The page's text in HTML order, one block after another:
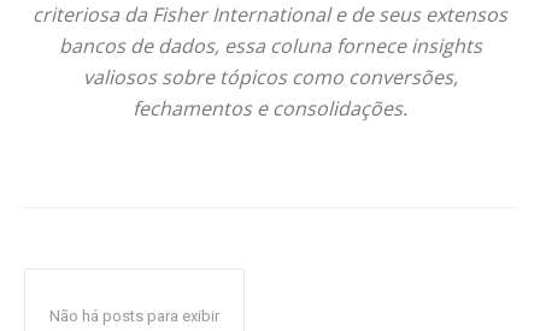
criteriosa da Fisher International e de seus extensos
bancos de dados, essa coluna fornece insights
valiosos sobre tópicos como conversões,
fechamentos e consolidações.
Não há posts para exibir